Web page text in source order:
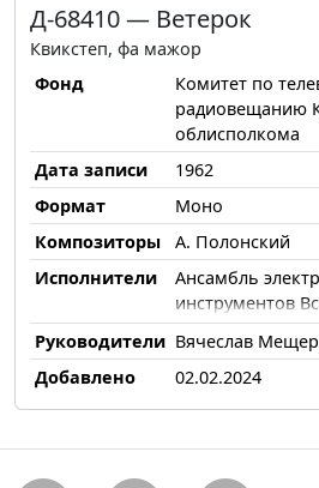
Д-68410 — Ветерок
Квикстеп, фа мажор
Фонд
Комитет по
радиовещанию
облисполкома
Дата записи
1962
Формат
Моно
Композиторы
А. Полонский
Исполнители
Ансамбль
инструментов
Центрального
Руководители Вячеслав
Добавлено
02.02.2024